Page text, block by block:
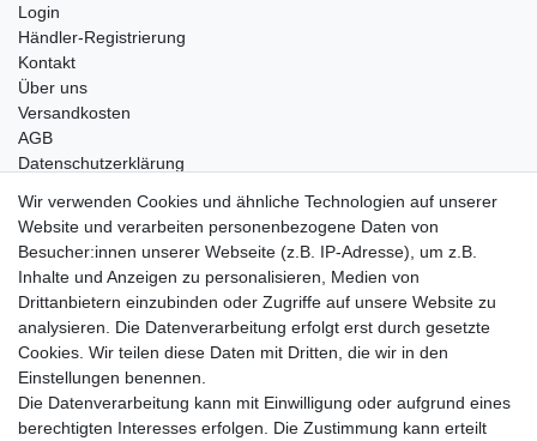
Login
Händler-Registrierung
Kontakt
Über uns
Versandkosten
AGB
Datenschutzerklärung
Telefonische Beratung und Unterstützung für Händler unter:
+49 2851 5895-0
Montag - Donnerstag: 08.00 - 16.30 Uhr
Freitag: 08.00 - 16.00 Uhr
Wir sind ein Großhandel, bitte wenden Sie sich als
Endkunde direkt an Ihren örtlichen Fachhändler. Vielen
Wir verwenden Cookies und ähnliche Technologien auf unserer
Website und verarbeiten personenbezogene Daten von
Besucher:innen unserer Webseite (z.B. IP-Adresse), um z.B.
Inhalte und Anzeigen zu personalisieren, Medien von
Drittanbietern einzubinden oder Zugriffe auf unsere Website zu
analysieren. Die Datenverarbeitung erfolgt erst durch gesetzte
Cookies. Wir teilen diese Daten mit Dritten, die wir in den
Einstellungen benennen.
Die Datenverarbeitung kann mit Einwilligung oder aufgrund eines
berechtigten Interesses erfolgen. Die Zustimmung kann erteilt